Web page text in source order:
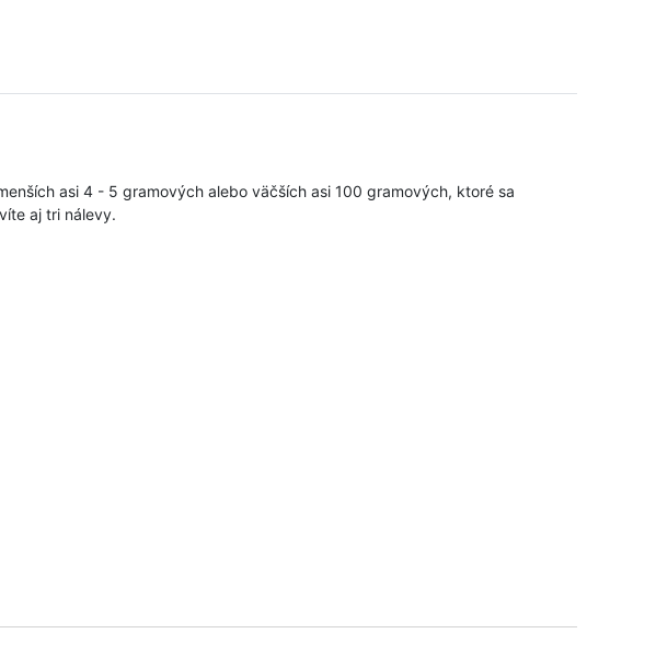
asi 4 - 5 gramových alebo väčších asi 100 gramových, ktoré sa
aj tri nálevy.